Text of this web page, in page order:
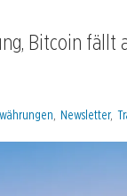
Bitcoin fällt
Newsletter,